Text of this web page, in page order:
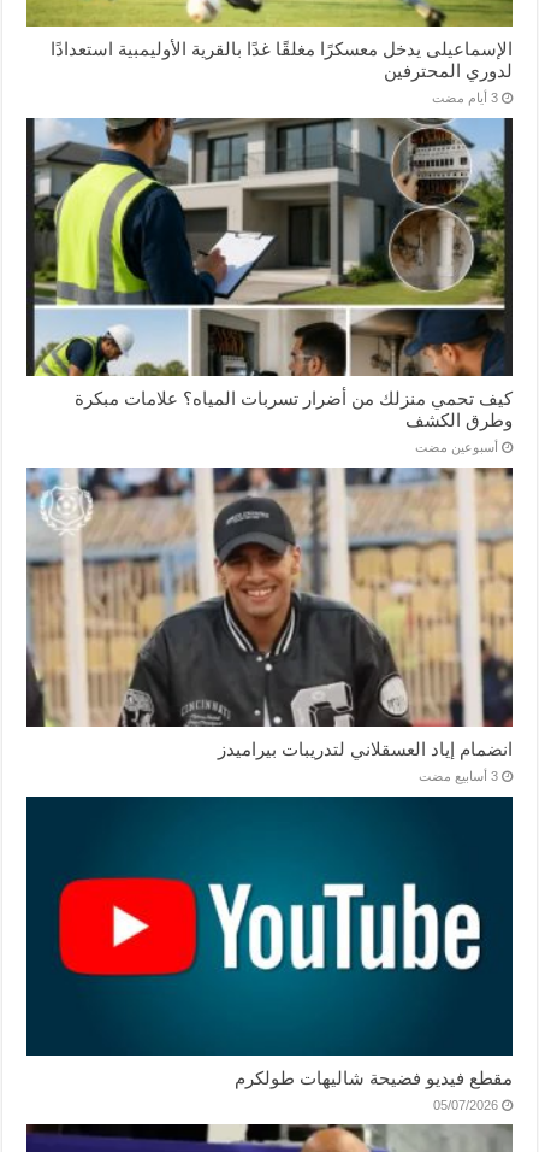
الإسماعیلی یدخل معسكرًا مغلقًا غدًا بالقرية الأوليمبية استعدادًا
لدوري المحترفين
‏3 أيام مضت
كيف تحمي منزلك من أضرار تسربات المياه؟ علامات مبكرة
وطرق الكشف
‏أسبوعين مضت
انضمام إياد العسقلاني لتدريبات بيراميدز
‏3 أسابيع مضت
مقطع فيديو فضيحة شاليهات طولكرم
05/07/2026